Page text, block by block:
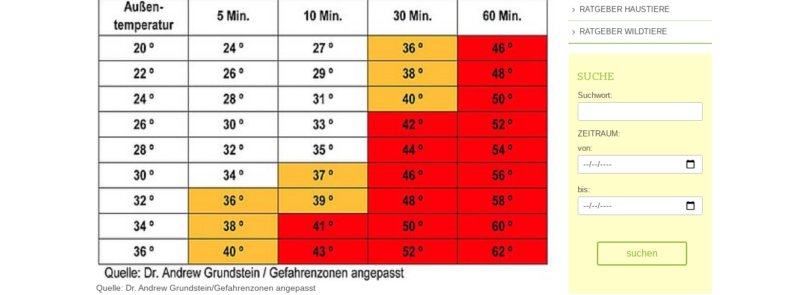
ERSTE HILFE LEISTEN
LEBENSZEICHEN PRÜFEN
ATEM- UND HERZSTILLSTAND
INSEKTENSTICHE
BEIM VERSCHLUCKEN
BEI KRAMPFANFÄLLEN
HITZSCHLAG
WILDVÖGEL
AUFGABEN
FAHRZEUGFLOTTE
ENTSTEHUNGSGESCHICHTE
EINBLICKE IN UNSERE ARBEIT
GÄSTEBUCH
DATENSCHUTZ
VEREINSJOURNALE
ZUWENDUNGSBESCHEINIGUNG
Quelle: Dr. Andrew Grundstein/Gefahrenzonen angepasst
RATGEBER HAUSTIERE
RATGEBER WILDTIERE
SUCHE
Suchwort:
ZEITRAUM:
von:
bis: